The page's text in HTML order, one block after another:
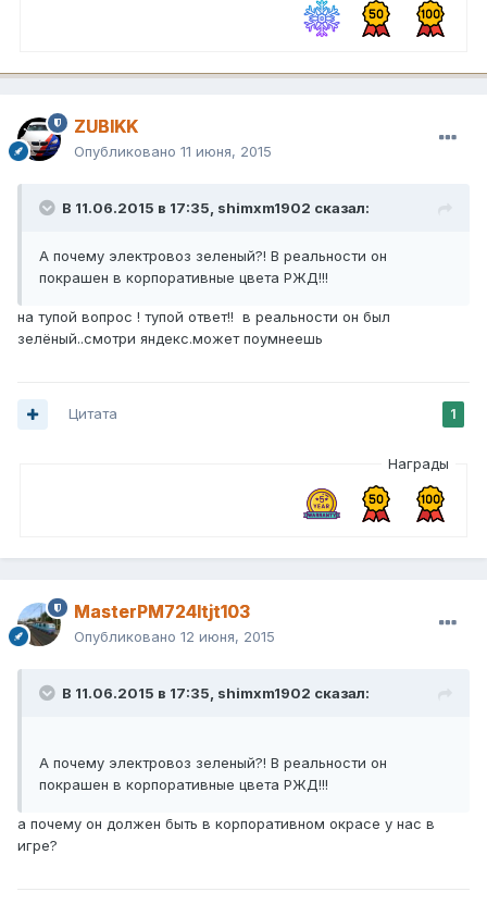
ZUBIKK
Опубликовано 11 июня, 2015
В 11.06.2015 в 17:35, shimxm1902 сказал:
А почему электровоз зеленый?! В реальности он
покрашен в корпоративные цвета РЖД!!!
на тупой вопрос ! тупой ответ!! в реальности он был
зелёный..смотри яндекс.может поумнеешь
1
Цитата
Награды
MasterPM724ltjt103
Опубликовано 12 июня, 2015
В 11.06.2015 в 17:35, shimxm1902 сказал:
А почему электровоз зеленый?! В реальности он
покрашен в корпоративные цвета РЖД!!!
а почему он должен быть в корпоративном окрасе у нас в
игре?